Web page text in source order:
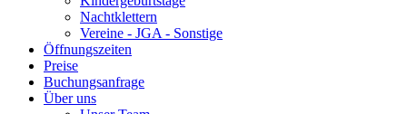
Nachtklettern
Vereine - JGA - Sonstige
Öffnungszeiten
Preise
Buchungsanfrage
Über uns